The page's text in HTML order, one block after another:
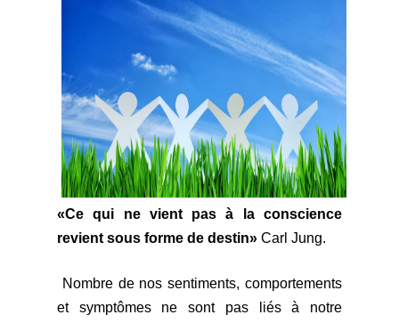
«Ce qui ne vient pas à la conscience
revient sous forme de destin» Carl Jung.
Nombre de nos sentiments, comportements
et symptômes ne sont pas liés à notre